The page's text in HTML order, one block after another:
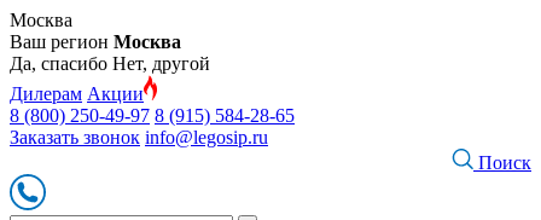
Москва
Ваш регион Москва
Да, спасибо Нет, другой
Дилерам Акции
8 (800) 250-49-97 8 (915) 584-28-65
Заказать звонок info@legosip.ru
Поиск